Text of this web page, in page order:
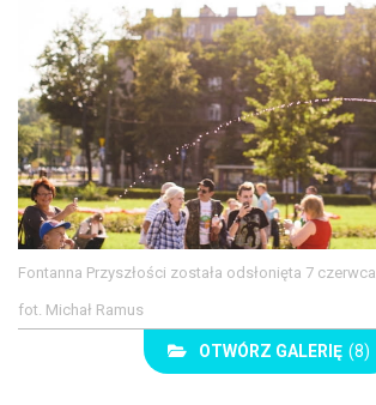
Fontanna Przyszłości została odsłonięta 7 czerwca
fot. Michał Ramus
OTWÓRZ GALERIĘ (8)